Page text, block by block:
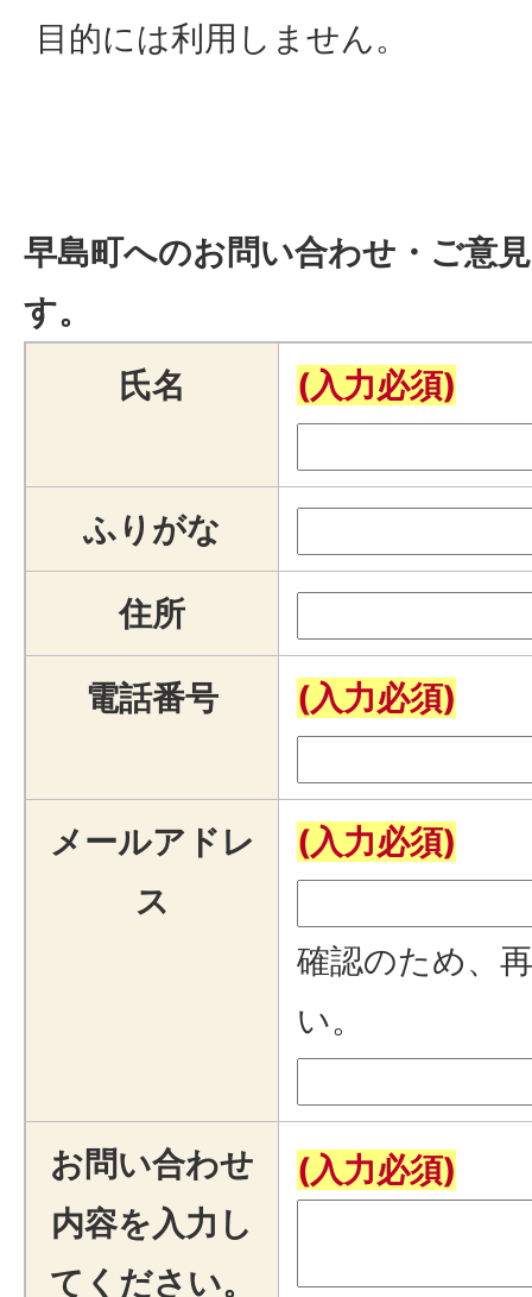
目的には利用しません。
早島町へのお問い合わせ・ご意
す。
氏名
(入力必須)
ふりがな
住所
電話番号 (入力必須)
メールアドレ
ス
(入力必須)
確認のため、
い。
お問い合わせ
内容を入力し
てください。
(入力必須)